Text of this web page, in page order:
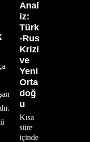
Anal
iz:
Türk
-Rus
Krizi
ve
Yeni
Orta
doğ
u
Kısa
süre
içinde